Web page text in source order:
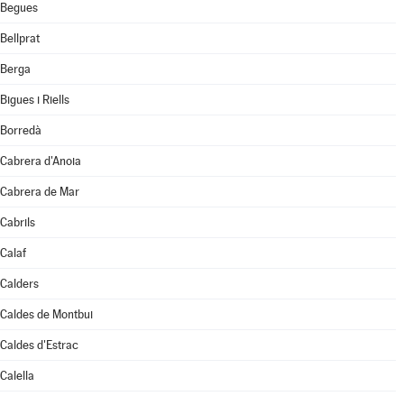
Begues
Bellprat
Berga
Bigues i Riells
Borredà
Cabrera d'Anoia
Cabrera de Mar
Cabrils
Calaf
Calders
Caldes de Montbui
Caldes d'Estrac
Calella